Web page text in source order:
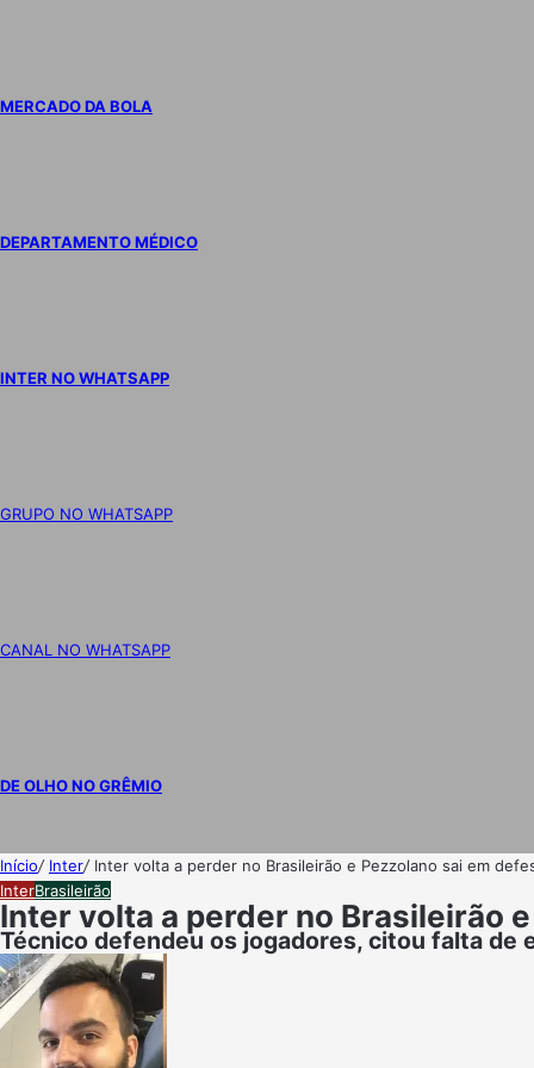
MERCADO DA BOLA
DEPARTAMENTO MÉDICO
INTER NO WHATSAPP
GRUPO NO WHATSAPP
CANAL NO WHATSAPP
DE OLHO NO GRÊMIO
Início/ Inter/ Inter volta a perder no Brasileirão e Pezzolano sai em
InterBrasileirão
Inter volta a perder no Brasileirão
Técnico defendeu os jogadores, citou falta de